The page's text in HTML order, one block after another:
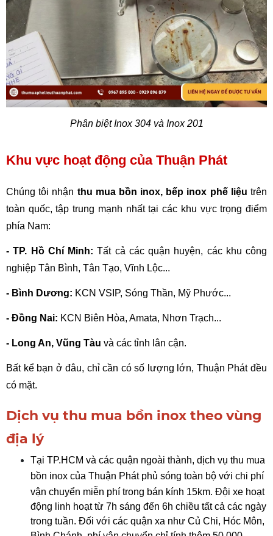
Phân biệt Inox 304 và Inox 201
Khu vực hoạt động của Thuận Phát
Chúng tôi nhận thu mua bồn inox, bếp inox phế liệu trên
toàn quốc, tập trung mạnh nhất tại các khu vực trọng điểm
phía Nam:
- TP. Hồ Chí Minh: Tất cả các quận huyện, các khu công
nghiệp Tân Bình, Tân Tạo, Vĩnh Lộc...
- Bình Dương: KCN VSIP, Sóng Thần, Mỹ Phước...
- Đồng Nai: KCN Biên Hòa, Amata, Nhơn Trạch...
- Long An, Vũng Tàu và các tỉnh lân cận.
Bất kể bạn ở đâu, chỉ cần có số lượng lớn, Thuận Phát đều
có mặt.
Dịch vụ thu mua bồn inox theo vùng
địa lý
Tại TP.HCM và các quận ngoài thành, dịch vụ thu mua
bồn inox của Thuận Phát phủ sóng toàn bộ với chi phí
vận chuyển miễn phí trong bán kính 15km. Đội xe hoạt
động linh hoạt từ 7h sáng đến 6h chiều tất cả các ngày
trong tuần. Đối với các quận xa như Củ Chi, Hóc Môn,